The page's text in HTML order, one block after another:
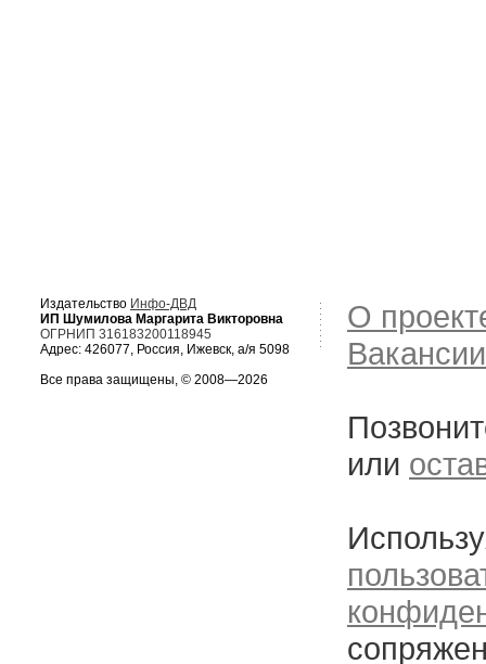
Издательство Инфо-ДВД
ИП Шумилова Маргарита Викторовна
ОГРНИП 316183200118945
Адрес: 426077, Россия, Ижевск, а/я 5098
Все права защищены, © 2008—2026
О
Вакансии
или